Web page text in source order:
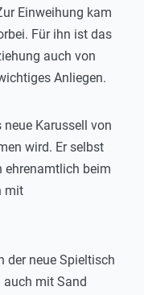
Einweihung kam
Für ihn ist das
auch von
Anliegen.
Karussell von
wird. Er selbst
ehrenamtlich beim
mit
der neue Spieltisch
auch mit Sand